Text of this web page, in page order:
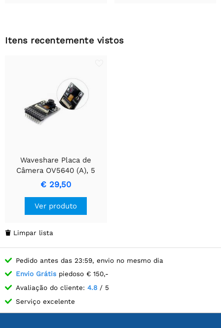
Itens recentemente vistos
Waveshare Placa de
Câmera OV5640 (A), 5
Megapixels (2592x1944)
€ 29,50
Ver produto
 Limpar lista
Pedido antes das 23:59, envio no mesmo dia
Envio Grátis piedoso € 150,-
Avaliação do cliente: 4.8 / 5
Serviço excelente